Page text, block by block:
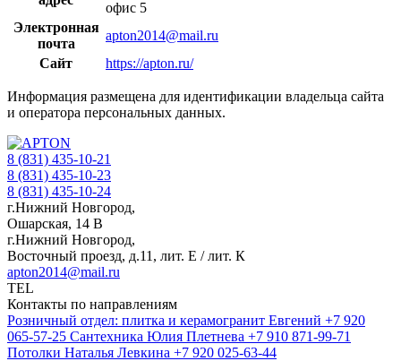
офис 5
Электронная
почта
apton2014@mail.ru
Сайт
https://apton.ru/
Информация размещена для идентификации владельца сайта
и оператора персональных данных.
8 (831) 435-10-21
8 (831) 435-10-23
8 (831) 435-10-24
г.Нижний Новгород,
Ошарская, 14 В
г.Нижний Новгород,
Восточный проезд, д.11, лит. Е / лит. К
apton2014@mail.ru
TEL
Контакты по направлениям
Розничный отдел: плитка и керамогранит Евгений +7 920
065-57-25 Сантехника Юлия Плетнева +7 910 871-99-71
Потолки Наталья Левкина +7 920 025-63-44